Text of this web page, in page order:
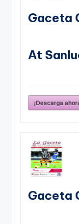
Gaceta
At
¡Descarga
Gaceta